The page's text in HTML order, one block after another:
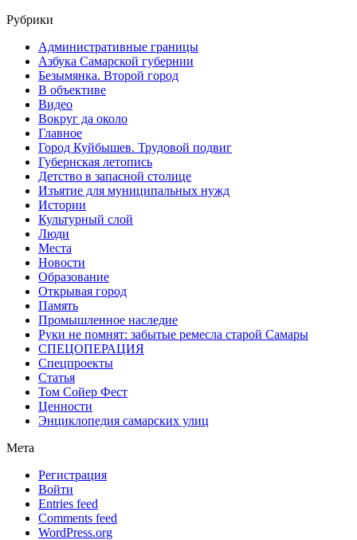
Рубрики
Административные границы
Азбука Самарской губернии
Безымянка. Второй город
В объективе
Видео
Вокруг да около
Главное
Город Куйбышев. Трудовой подвиг
Губернская летопись
Детство в запасной столице
Изъятие для муниципальных нужд
Истории
Культурный слой
Люди
Места
Новости
Образование
Открывая город
Память
Промышленное наследие
Руки не помнят: забытые ремесла старой Самары
СПЕЦОПЕРАЦИЯ
Спецпроекты
Статья
Том Сойер Фест
Ценности
Энциклопедия самарских улиц
Мета
Регистрация
Войти
Entries feed
Comments feed
WordPress.org